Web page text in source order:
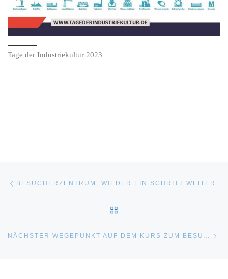
Tage der Industriekultur 2023
BESUCHERZENTRUM: WIEDER EIN SCHRITT WEITER
NÄCHSTER WEGEPUNKT AUF DEM KURS ZUM BESUCHERZENTRUM